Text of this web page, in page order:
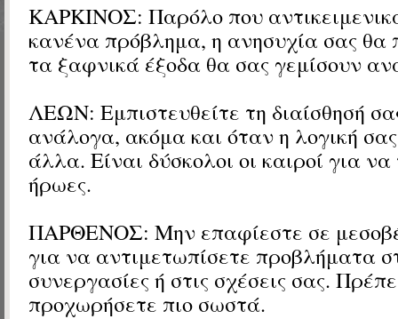
ΚΑΡΚΙΝΟΣ: Παρόλο που
κανένα πρόβλημα, η ανησυχία σας θα
τα ξαφνικά έξοδα θα σας γεμίσουν
ΛΕΩΝ: Εμπιστευθείτε τη διαίσθησή
ανάλογα, ακόμα και όταν η λογική
άλλα. Είναι δύσκολοι οι καιροί για να
ήρωες.
ΠΑΡΘΕΝΟΣ: Μην επαφίεστε σε
για να αντιμετωπίσετε προβλήματα
συνεργασίες ή στις σχέσεις σας.
προχωρήσετε πιο σωστά.